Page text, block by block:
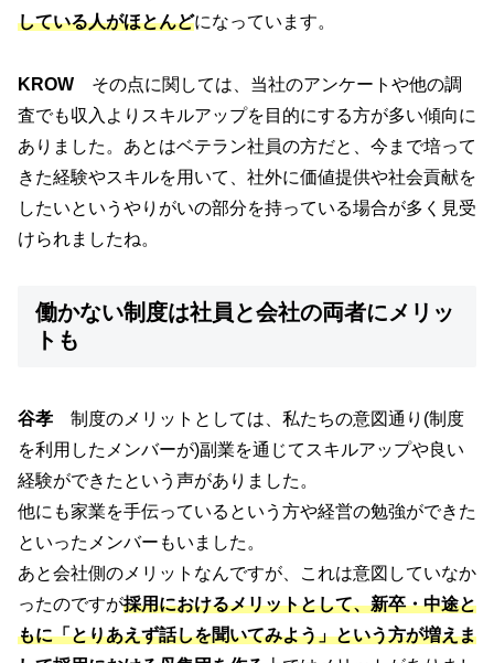
している人がほとんどになっています。
KROW その点に関しては、当社のアンケートや他の調
査でも収入よりスキルアップを目的にする方が多い傾向に
ありました。あとはベテラン社員の方だと、今まで培って
きた経験やスキルを用いて、社外に価値提供や社会貢献を
したいというやりがいの部分を持っている場合が多く見受
けられましたね。
働かない制度は社員と会社の両者にメリッ
トも
谷孝 制度のメリットとしては、私たちの意図通り(制度
を利用したメンバーが)副業を通じてスキルアップや良い
経験ができたという声がありました。
他にも家業を手伝っているという方や経営の勉強ができた
といったメンバーもいました。
あと会社側のメリットなんですが、これは意図していなか
ったのですが採用におけるメリットとして、新卒・中途と
もに「とりあえず話しを聞いてみよう」という方が増えま